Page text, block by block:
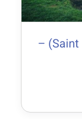
סן ז’אן דה קול (Saint Jean de Côle) –